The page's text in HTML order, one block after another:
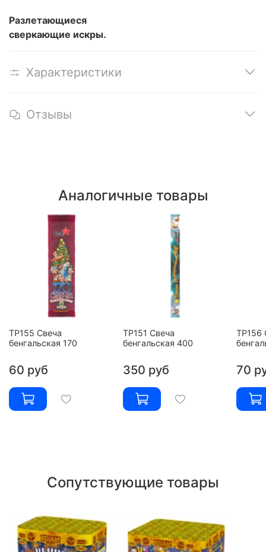
Разлетающиеся
сверкающие искры.
Характеристики
Отзывы
Аналогичные товары
ТР155 Свеча
бенгальская 170
60 руб
ТР151 Свеча
бенгальская 400
350 руб
ТР156
70
Сопутствующие товары